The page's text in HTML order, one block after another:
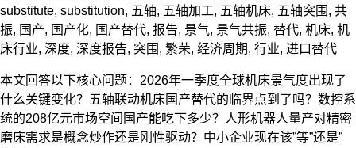
substitute, substitution, 五轴, 五轴加工, 五轴机床, 五轴突围 , 共
振, 国产, 国产化, 国产替代, 报告, 景气, 景气共振, 替代, 机床, 机
床行业, 深度, 深度报告, 突围 , 繁荣, 经济周期, 行业, 进口替代
本文回答以下核心问题：2026年一季度全球机床景气度出现了
什么关键变化？五轴联动机床国产替代的临界点到了吗？数控系
统的208亿元市场空间国产能吃下多少？人形机器人量产对精密
磨床需求是概念炒作还是刚性驱动？中小企业现在该”等”还是”